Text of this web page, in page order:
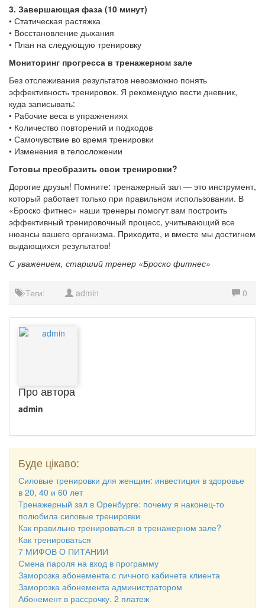
3. Завершающая фаза (10 минут)
• Статическая растяжка
• Восстановление дыхания
• План на следующую тренировку
Мониторинг прогресса в тренажерном зале
Без отслеживания результатов невозможно понять
эффективность тренировок. Я рекомендую вести дневник,
куда записывать:
• Рабочие веса в упражнениях
• Количество повторений и подходов
• Самочувствие во время тренировки
• Изменения в телосложении
Готовы преобразить свои тренировки?
Дорогие друзья! Помните: тренажерный зал — это инструмент,
который работает только при правильном использовании. В
«Броско фитнес» наши тренеры помогут вам построить
эффективный тренировочный процесс, учитывающий все
нюансы вашего организма. Приходите, и вместе мы достигнем
выдающихся результатов!
С уважением, старший тренер «Броско фитнес»
Теги: admin 0
Про автора
admin
Буде цікаво:
Силовые тренировки для женщин: инвестиция в здоровье
в 20, 40 и 60 лет
Тренажерный зал в Оренбурге: почему я наконец-то
полюбила силовые тренировки
Как правильно тренироваться в тренажерном зале?
Как тренироваться
7 МИФОВ О ПИТАНИИ
Смена пароля на вход в программу
Заморозка абонемента с личного кабинета клиента
Заморозка абонемента администратором
Абонемент в рассрочку. 2 платеж